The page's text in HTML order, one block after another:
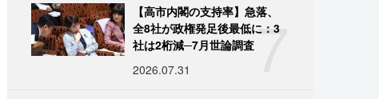
7
【高市内閣の支持率】急落、
全8社が政権発足後最低に：3
社は2桁減─7月世論調査
2026.07.31